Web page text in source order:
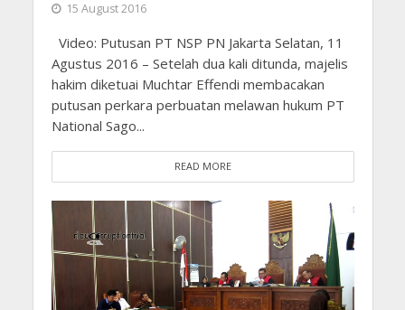
15 August 2016
Video: Putusan PT NSP PN Jakarta Selatan, 11
Agustus 2016 – Setelah dua kali ditunda, majelis
hakim diketuai Muchtar Effendi membacakan
putusan perkara perbuatan melawan hukum PT
National Sago...
READ MORE